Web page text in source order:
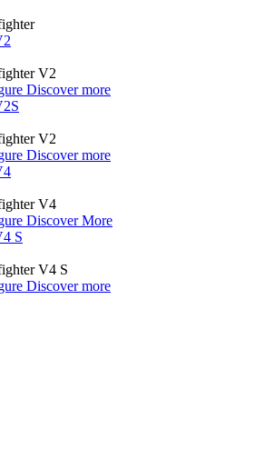
V2
Discover more
V2
Discover more
V4
Discover More
S
V4 S
Discover more